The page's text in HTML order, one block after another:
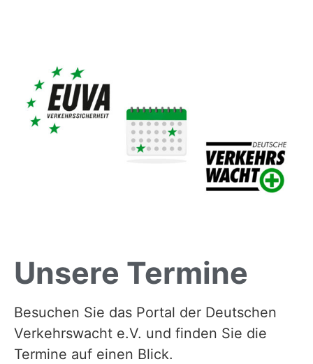
Unsere Termine
Besuchen Sie das Portal der Deutschen
Verkehrswacht e.V. und finden Sie die
Termine auf einen Blick.